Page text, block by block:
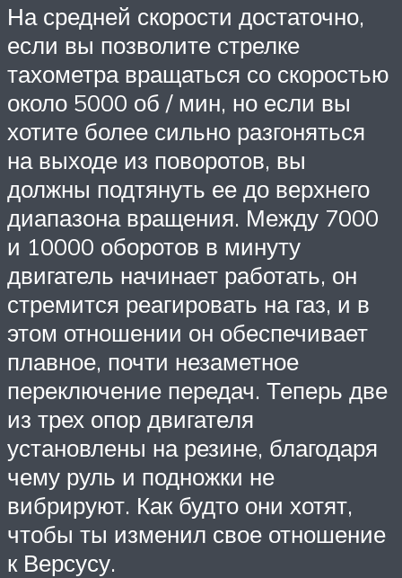
На средней скорости достаточно,
если вы позволите стрелке
тахометра вращаться со скоростью
около 5000 об / мин, но если вы
хотите более сильно разгоняться
на выходе из поворотов, вы
должны подтянуть ее до верхнего
диапазона вращения. Между 7000
и 10000 оборотов в минуту
двигатель начинает работать, он
стремится реагировать на газ, и в
этом отношении он обеспечивает
плавное, почти незаметное
переключение передач. Теперь две
из трех опор двигателя
установлены на резине, благодаря
чему руль и подножки не
вибрируют. Как будто они хотят,
чтобы ты изменил свое отношение
к Версусу.